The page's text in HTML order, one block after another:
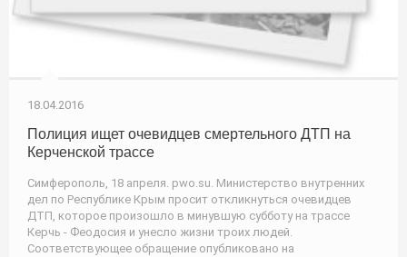
18.04.2016
Полиция ищет очевидцев смертельного ДТП на
Керченской трассе
Симферополь, 18 апреля. pwo.su. Министерство внутренних
дел по Республике Крым просит откликнуться очевидцев
ДТП, которое произошло в минувшую субботу на трассе
Керчь - Феодосия и унесло жизни троих людей.
Соответствующее обращение опубликовано на